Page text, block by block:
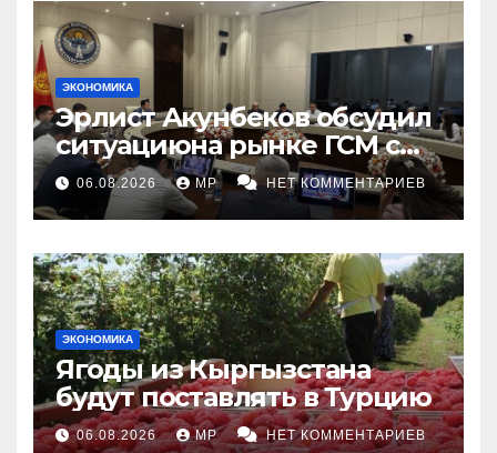
ЭКОНОМИКА
Эрлист Акунбеков обсудил
ситуациюна рынке ГСМ с
топливными компаниями
06.08.2026 MP НЕТ КОММЕНТАРИЕВ
ЭКОНОМИКА
Ягоды из Кыргызстана
будут поставлять в Турцию
06.08.2026 MP НЕТ КОММЕНТАРИЕВ